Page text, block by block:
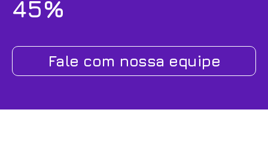
45%
Fale com nossa equipe